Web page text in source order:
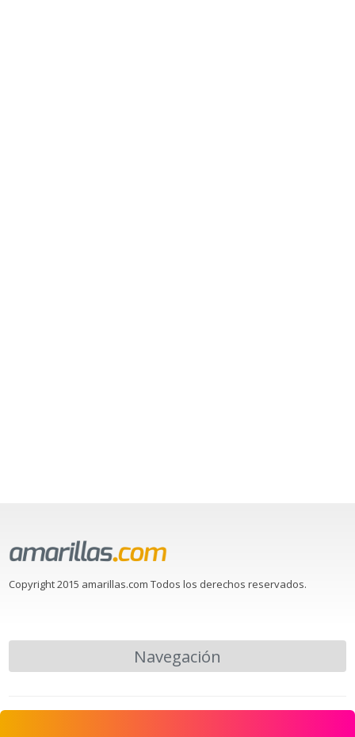
Copyright 2015 amarillas.com Todos los derechos reservados.
Navegación